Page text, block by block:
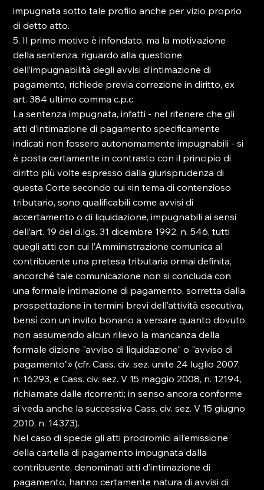
impugnata sotto tale profilo anche per vizio proprio
di detto atto.
5. Il primo motivo è infondato, ma la motivazione
della sentenza, riguardo alla questione
dell’impugnabilità degli avvisi d’intimazione di
pagamento, richiede previa correzione in diritto, ex
art. 384 ultimo comma c.p.c.
La sentenza impugnata, infatti - nel ritenere che gli
atti d’intimazione di pagamento specificamente
indicati non fossero autonomamente impugnabili - si
è posta certamente in contrasto con il principio di
diritto più volte espresso dalla giurisprudenza di
questa Corte secondo cui «in tema di contenzioso
tributario, sono qualificabili come avvisi di
accertamento o di liquidazione, impugnabili ai sensi
dell’art. 19 del d.lgs. 31 dicembre 1992, n. 546, tutti
quegli atti con cui l’Amministrazione comunica al
contribuente una pretesa tributaria ormai definita,
ancorché tale comunicazione non si concluda con
una formale intimazione di pagamento, sorretta dalla
prospettazione in termini brevi dell’attività esecutiva,
bensì con un invito bonario a versare quanto dovuto,
non assumendo alcun rilievo la mancanza della
formale dizione "avviso di liquidazione" o "avviso di
pagamento"» (cfr. Cass. civ. sez. unite 24 luglio 2007,
n. 16293, e Cass. civ. sez. V 15 maggio 2008, n. 12194,
richiamate dalle ricorrenti; in senso ancora conforme
si veda anche la successiva Cass. civ. sez. V 15 giugno
2010, n. 14373).
Nel caso di specie gli atti prodromici all’emissione
della cartella di pagamento impugnata dalla
contribuente, denominati atti d’intimazione di
pagamento, hanno certamente natura di avvisi di